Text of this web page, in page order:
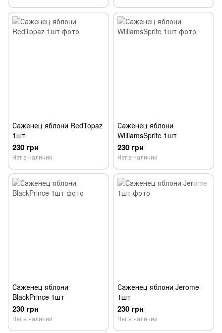
Саженец яблони RedTopaz
1шт
230 грн
Нет в наличии
Саженец яблони
WilliamsSprite 1шт
230 грн
Нет в наличии
Саженец яблони
BlackPrince 1шт
230 грн
Нет в наличии
Саженец яблони Jerome
1шт
230 грн
Нет в наличии